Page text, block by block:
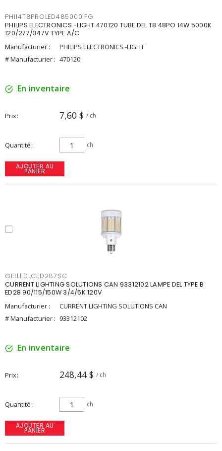
PHI14T8PROLED485000IFG
PHILIPS ELECTRONICS -LIGHT 470120 TUBE DEL T8 48PO 14W 5000K
120/277/347V TYPE A/C
Manufacturier :
PHILIPS ELECTRONICS -LIGHT
# Manufacturier : 470120
En inventaire
Prix 7,60 $ / ch
Quantité ch
AJOUTER AU
PANIER
GELLEDLCED287SC
CURRENT LIGHTING SOLUTIONS CAN 93312102 LAMPE DEL TYPE B
ED28 90/115/150W 3/4/5K 120V
Manufacturier :
CURRENT LIGHTING SOLUTIONS CAN
# Manufacturier : 93312102
En inventaire
Prix 248,44 $ / ch
Quantité ch
AJOUTER AU
PANIER